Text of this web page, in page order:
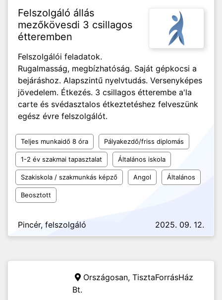
Felszolgáló állás
mezőkövesdi 3 csillagos
étteremben
Felszolgálói feladatok.
Rugalmasság, megbízhatóság. Saját gépkocsi a
bejáráshoz. Alapszintű nyelvtudás. Versenyképes
jövedelem. Étkezés. 3 csillagos étterembe a'la
carte és svédasztalos étkeztetéshez felveszünk
egész évre felszolgálót.
Teljes munkaidő 8 óra Pályakezdő/friss diplomás
1-2 év szakmai tapasztalat Általános iskola
Szakiskola / szakmunkás képző Angol Általános
Beosztott
Pincér, felszolgáló 2025. 09. 12.
Országosan, TisztaForrásHáz
Bt.